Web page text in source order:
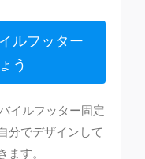
ルフッター
う
イルフッター固定
分でデザインして
す。